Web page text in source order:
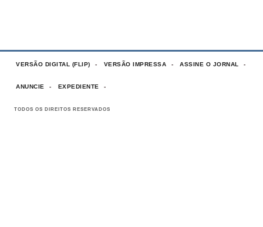
VERSÃO DIGITAL (FLIP) VERSÃO IMPRESSA ASSINE O JORNAL
ANUNCIE EXPEDIENTE
TODOS OS DIREITOS RESERVADOS